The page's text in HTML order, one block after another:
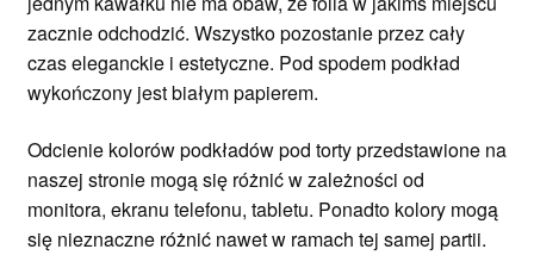
zacznie odchodzić. Wszystko pozostanie przez cały
czas eleganckie i estetyczne. Pod spodem podkład
wykończony jest białym papierem.
Odcienie kolorów podkładów pod torty przedstawione na
naszej stronie mogą się różnić w zależności od
monitora, ekranu telefonu, tabletu. Ponadto kolory mogą
się nieznaczne różnić nawet w ramach tej samej partii.